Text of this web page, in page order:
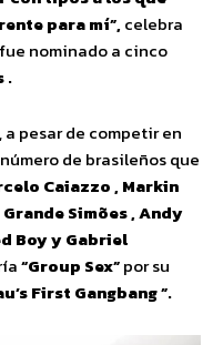
para mí”,celebra
nominado a cinco
.
, a pesar de competir en
de brasileños que
Caiazzo , Markin
Simões , Andy
Boy y Gabriel
“Group Sex”por su
First Gangbang ”.